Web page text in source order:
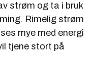
strøm og ta i bruk
Rimelig strøm
mye med energi
tjene stort på